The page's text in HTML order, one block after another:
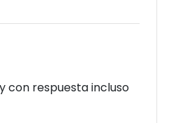
con respuesta incluso